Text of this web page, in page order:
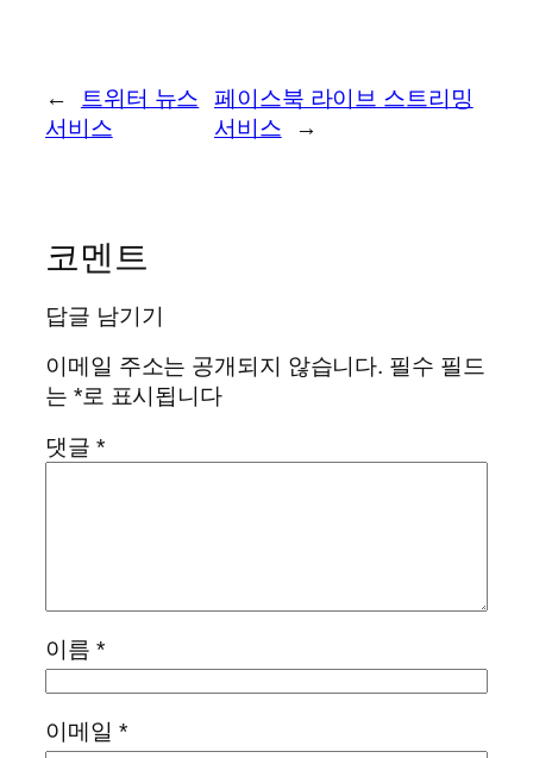
←
트위터 뉴스
서비스
페이스북 라이브 스트리밍
서비스
→
코멘트
답글 남기기
이메일 주소는 공개되지 않습니다. 필수 필드
는 *로 표시됩니다
댓글 *
이름 *
이메일 *